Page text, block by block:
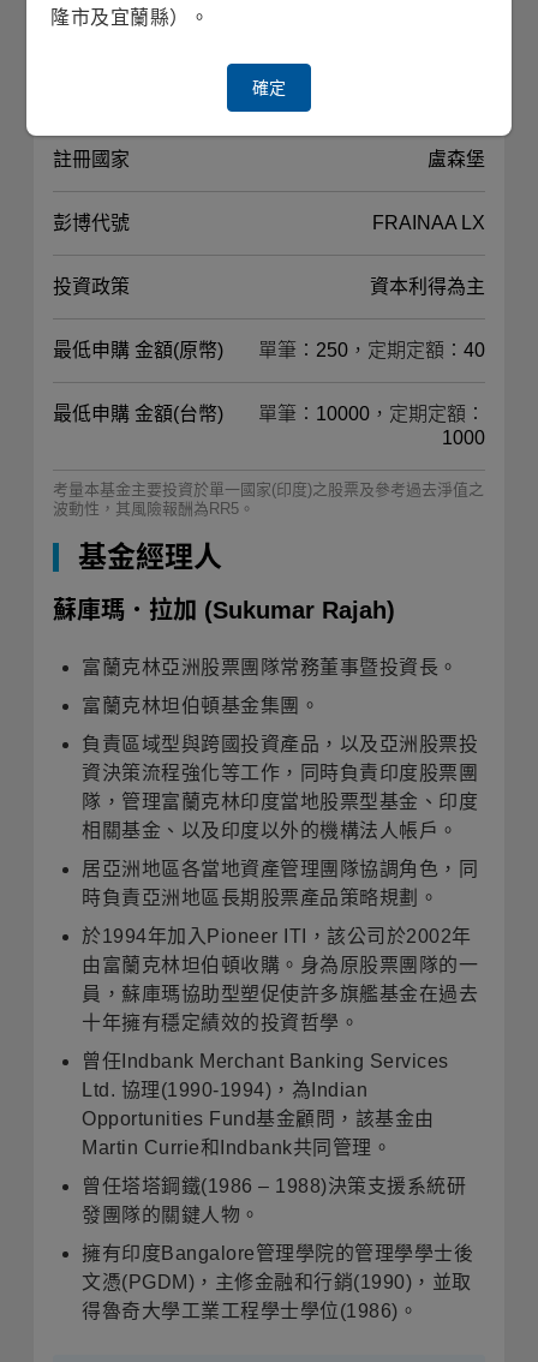
投資地區
註冊國家 盧森堡
彭博代號 FRAINAA LX
投資政策 資本利得為主
最低申購 金額(原幣) 單筆：250，定期定額：40
最低申購 金額(台幣)
單筆：10000，定期定額：
1000
考量本基金主要投資於單一國家(印度)之股票及參考過去淨值之
波動性，其風險報酬為RR5。
基金經理人
蘇庫瑪．拉加 (Sukumar Rajah)
富蘭克林亞洲股票團隊常務董事暨投資長。
富蘭克林坦伯頓基金集團。
負責區域型與跨國投資產品，以及亞洲股票投
資決策流程強化等工作，同時負責印度股票團
隊，管理富蘭克林印度當地股票型基金、印度
相關基金、以及印度以外的機構法人帳戶。
居亞洲地區各當地資產管理團隊協調角色，同
時負責亞洲地區長期股票產品策略規劃。
於1994年加入Pioneer ITI，該公司於2002年
由富蘭克林坦伯頓收購。身為原股票團隊的一
員，蘇庫瑪協助型塑促使許多旗艦基金在過去
十年擁有穩定績效的投資哲學。
曾任Indbank Merchant Banking Services
Ltd. 協理(1990-1994)，為Indian
Opportunities Fund基金顧問，該基金由
Martin Currie和Indbank共同管理。
曾任塔塔鋼鐵(1986 – 1988)決策支援系統研
發團隊的關鍵人物。
擁有印度Bangalore管理學院的管理學學士後
文憑(PGDM)，主修金融和行銷(1990)，並取
得魯奇大學工業工程學士學位(1986)。
隆市及宜蘭縣）。
確定